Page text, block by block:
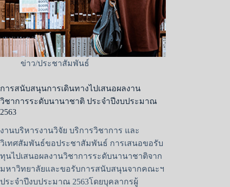
ข่าว/ประชาสัมพันธ์
การสนับสนุนการเดินทางไปเสนอผลงาน
วิชาการระดับนานาชาติ ประจำปีงบประมาณ
2563
งานบริหารงานวิจัย บริการวิชาการ และ
วิเทศสัมพันธ์ขอประชาสัมพันธ์ การเสนอขอรับ
ทุนไปเสนอผลงานวิชาการระดับนานาชาติจาก
มหาวิทยาลัยและขอรับการสนับสนุนจากคณะฯ
ประจำปีงบประมาณ 2563โดยบุคลากรผู้